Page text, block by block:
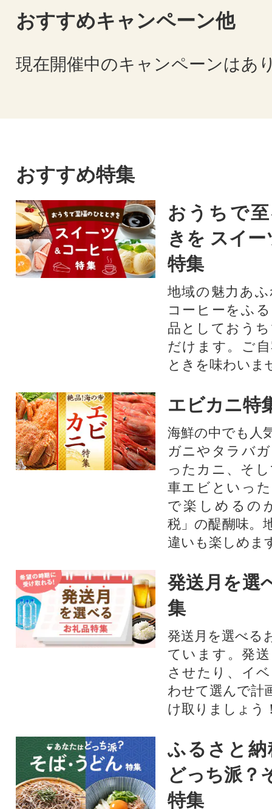
おすすめキャンペーン他
現在開催中のキャンペーンはあ
おすすめ特集
おうちで
きを スイ
特集
地域の魅力あ
コーヒーをふ
品としておう
だけます。ご
ときを味わいま
エビカニ特
海鮮の中でも人
ガニやタラバ
ったカニ、そ
車エビといっ
で楽しめるの
税」の醍醐味。
違いも楽しめま
発送月を選
集
発送月を選べる
ています。発
させたり、イ
わせて選んで計
け取りましょう
ふるさと
どっち派？
特集